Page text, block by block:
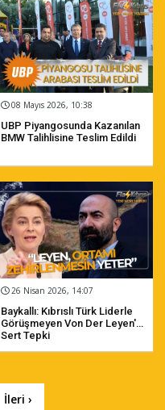
08 Mayıs 2026, 10:38
UBP Piyangosunda Kazanılan
BMW Talihlisine Teslim Edildi
26 Nisan 2026, 14:07
Baykallı: Kıbrıslı Türk Liderle
Görüşmeyen Von Der Leyen'e
Sert Tepki
İleri ›